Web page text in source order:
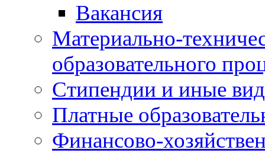
Вакансия
Материально-
образовательного
Стипендии и иные
Платные
Финансово-